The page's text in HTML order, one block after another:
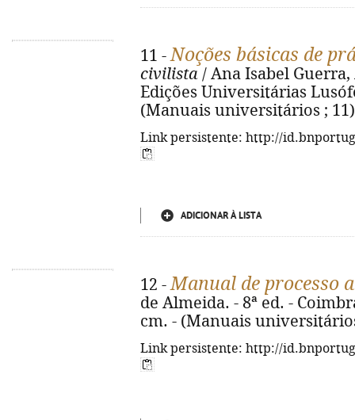
11 -Noções básicas de
civilista / Ana Isabel
Edições Universitárias
(Manuais universitários ;
Link persistente: http://
ADICIONAR À LISTA
12 -Manual de processo
de Almeida. - 8ª ed. -
cm. - (Manuais
Link persistente: http://